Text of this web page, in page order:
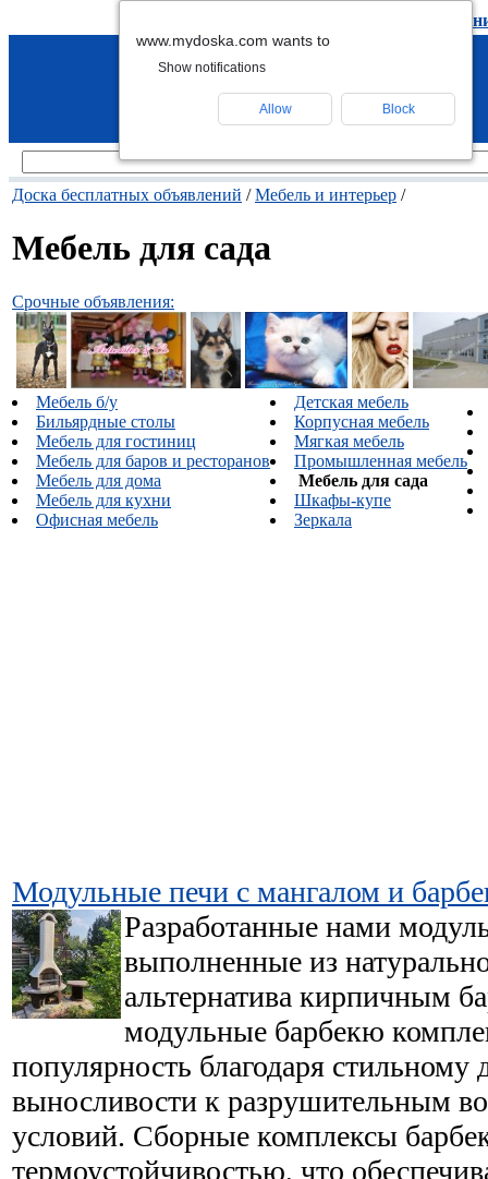
удалить
Доска бесплатных объявлений /Мебель и интерьер /
Мебель для сада
Срочные объявления:
Мебель б/у
Бильярдные столы
Мебель для гостиниц
Мебель для баров и ресторанов
Мебель для дома
Мебель для кухни
Офисная мебель
Детская мебель
Корпусная мебель
Мягкая мебель
Промышленная мебель
Мебель для сада
Шкафы-купе
Зеркала
Модульные печи с мангалом и
Разработанные нами
выполненные из
альтернатива кирпичным
модульные барбекю
популярность благодаря стильному
выносливости к разрушительным
условий. Cборные комплексы
термоустойчивостью, что
www.mydoska.com wants to
Show notifications
Allow Block